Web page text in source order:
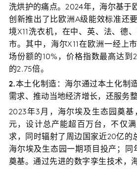
洗烘护的痛点。2024年，海尔基于
创新推出了比欧洲A级能效标准还
境X11洗衣机，在中、英、法、德
市。其中，海尔X11在欧洲一经上
场份额的10%，价格指数最高达到
的2.75倍。
2.本土化制造：海尔通过本土化制
需求、推动当地经济增长，还服务
2023年3月，海尔埃及生态园奠基
元，设计总产能超百万台，不仅
求，同时辐射了周边国家近20亿的
海尔埃及生态园一期项目投产；同
奠基。通过先进的数字孪生技术，